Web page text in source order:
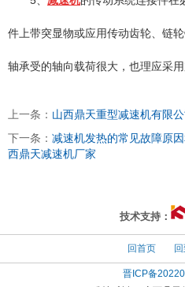
件上带突显物或应用传动齿轮、链
轴承受的轴向载荷很大，也理应采用
上一条： 山西鼎天重型减速机有限
下一条： 减速机发热的常见故障原
西鼎天减速机厂家
技术支持：
回首页
晋ICP备